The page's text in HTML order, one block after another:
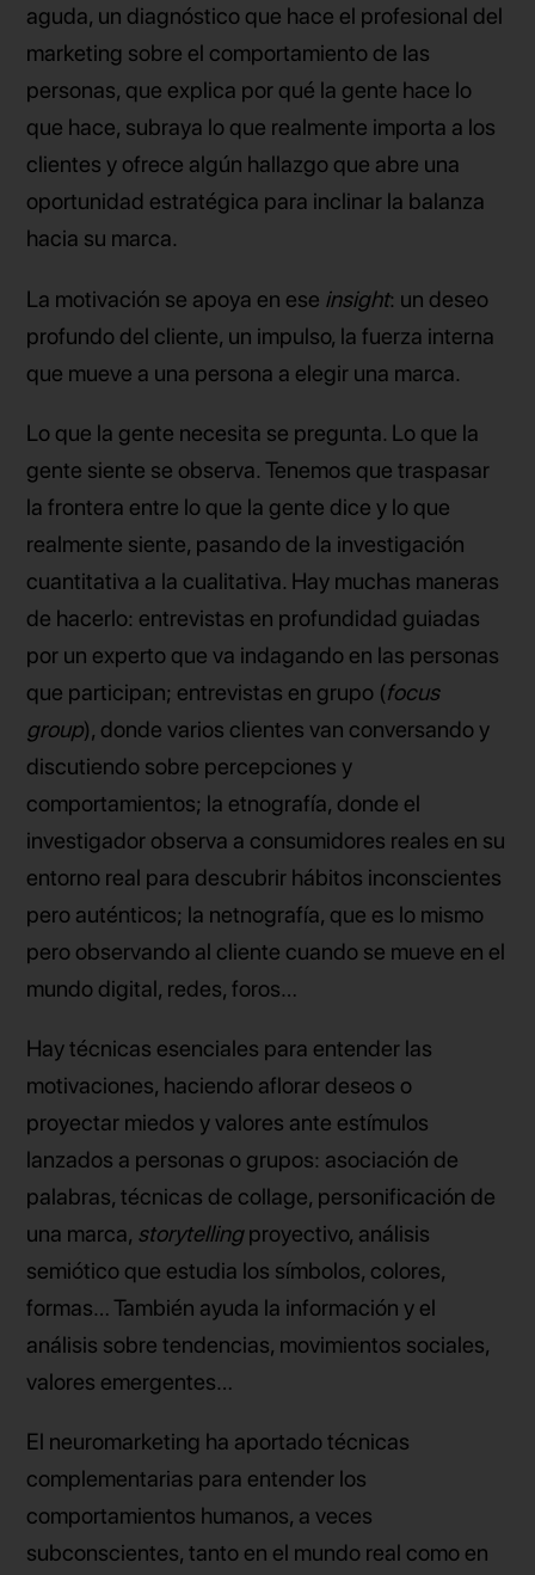
aguda, un diagnóstico que hace el profesional del
marketing sobre el comportamiento de las
personas, que explica por qué la gente hace lo
que hace, subraya lo que realmente importa a los
clientes y ofrece algún hallazgo que abre una
oportunidad estratégica para inclinar la balanza
hacia su marca.
La motivación se apoya en ese insight: un deseo
profundo del cliente, un impulso, la fuerza interna
que mueve a una persona a elegir una marca.
Lo que la gente necesita se pregunta. Lo que la
gente siente se observa. Tenemos que traspasar
la frontera entre lo que la gente dice y lo que
realmente siente, pasando de la investigación
cuantitativa a la cualitativa. Hay muchas maneras
de hacerlo: entrevistas en profundidad guiadas
por un experto que va indagando en las personas
que participan; entrevistas en grupo (focus
group), donde varios clientes van conversando y
discutiendo sobre percepciones y
comportamientos; la etnografía, donde el
investigador observa a consumidores reales en su
entorno real para descubrir hábitos inconscientes
pero auténticos; la netnografía, que es lo mismo
pero observando al cliente cuando se mueve en el
mundo digital, redes, foros…
Hay técnicas esenciales para entender las
motivaciones, haciendo aflorar deseos o
proyectar miedos y valores ante estímulos
lanzados a personas o grupos: asociación de
palabras, técnicas de collage, personificación de
una marca, storytellingproyectivo, análisis
semiótico que estudia los símbolos, colores,
formas… También ayuda la información y el
análisis sobre tendencias, movimientos sociales,
valores emergentes…
El neuromarketing ha aportado técnicas
complementarias para entender los
comportamientos humanos, a veces
subconscientes, tanto en el mundo real como en